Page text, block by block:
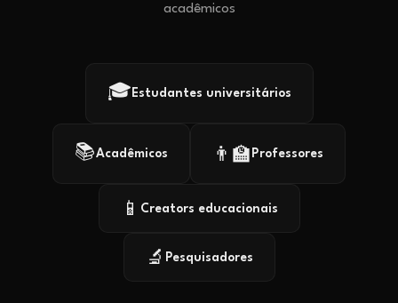
acadêmicos
🎓 Estudantes universitários
📚Acadêmicos 👨‍🏫 Professores
📱 Creators educacionais
🔬 Pesquisadores